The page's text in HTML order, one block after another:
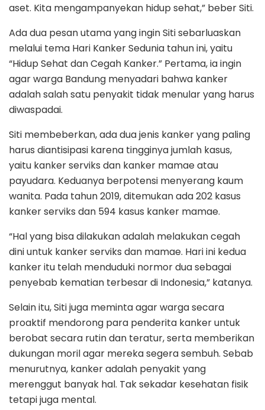
aset. Kita mengampanyekan hidup sehat,” beber Siti.
Ada dua pesan utama yang ingin Siti sebarluaskan
melalui tema Hari Kanker Sedunia tahun ini, yaitu
“Hidup Sehat dan Cegah Kanker.” Pertama, ia ingin
agar warga Bandung menyadari bahwa kanker
adalah salah satu penyakit tidak menular yang harus
diwaspadai.
Siti membeberkan, ada dua jenis kanker yang paling
harus diantisipasi karena tingginya jumlah kasus,
yaitu kanker serviks dan kanker mamae atau
payudara. Keduanya berpotensi menyerang kaum
wanita. Pada tahun 2019, ditemukan ada 202 kasus
kanker serviks dan 594 kasus kanker mamae.
“Hal yang bisa dilakukan adalah melakukan cegah
dini untuk kanker serviks dan mamae. Hari ini kedua
kanker itu telah menduduki normor dua sebagai
penyebab kematian terbesar di Indonesia,” katanya.
Selain itu, Siti juga meminta agar warga secara
proaktif mendorong para penderita kanker untuk
berobat secara rutin dan teratur, serta memberikan
dukungan moril agar mereka segera sembuh. Sebab
menurutnya, kanker adalah penyakit yang
merenggut banyak hal. Tak sekadar kesehatan fisik
tetapi juga mental.